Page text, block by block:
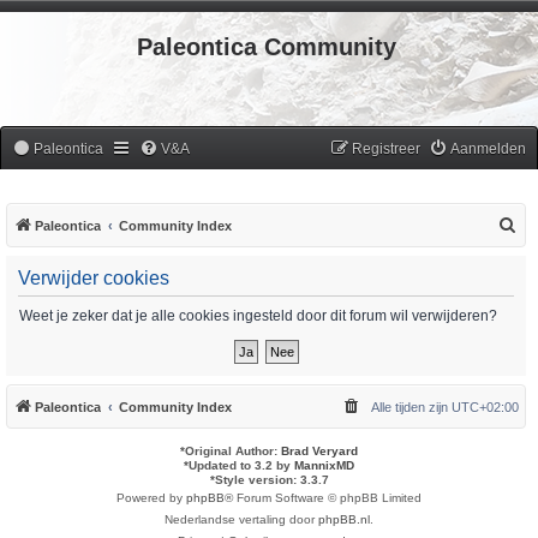
Paleontica Community
Paleontica V&A Aanmelden
Registreer
Paleontica Community Index
Verwijder cookies
Weet je zeker dat je alle cookies ingesteld door dit forum wil verwijderen?
Paleontica Community Index Alle tijden zijn UTC+02:00
*Original Author: Brad Veryard
*Updated to 3.2 by MannixMD
*Style version: 3.3.7
Powered by phpBB® Forum Software © phpBB Limited
Nederlandse vertaling doorphpBB.nl